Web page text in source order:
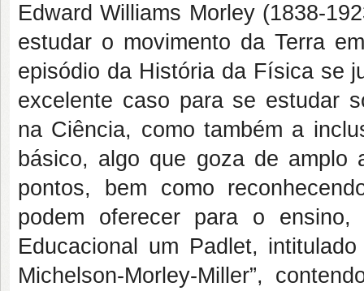
Edward Williams Morley (1838-
estudar o movimento da Terra
episódio da História da Física se
excelente caso para se estudar
na Ciência, como também a
básico, algo que goza de amplo
pontos, bem como
podem oferecer para o
Educacional um Padlet,
Michelson-Morley-Miller”,